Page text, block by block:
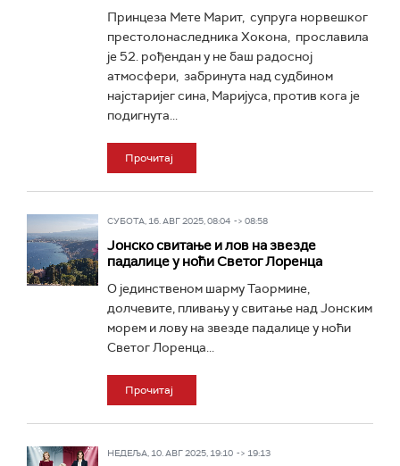
Принцеза Мете Марит, супруга норвешког
престолонаследника Хокона, прославила
је 52. рођендан у не баш радосној
атмосфери, забринута над судбином
најстаријег сина, Маријуса, против кога је
подигнута...
Прочитај
СУБОТА, 16. АВГ 2025, 08:04 -> 08:58
Јонско свитање и лов на звезде
падалице у ноћи Светог Лоренца
О јединственом шарму Таормине,
долчевите, пливању у свитање над Јонским
морем и лову на звезде падалице у ноћи
Светог Лоренца...
Прочитај
НЕДЕЉА, 10. АВГ 2025, 19:10 -> 19:13